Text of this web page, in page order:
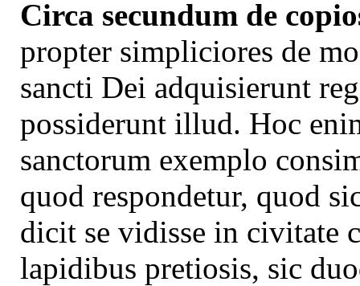
Circa secundum de
propter simpliciores de
sancti Dei adquisierunt
possiderunt illud. Hoc
sanctorum exemplo
quod respondetur, quod
dicit se vidisse in civitate
lapidibus pretiosis, sic